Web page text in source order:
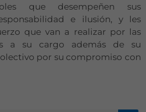
que desempeñen sus
e ilusión, y les
que van a realizar por las
a su cargo además de su
por su compromiso con
Para que
podamos
mejorar la
funcionalidad
y estructura
de la web, en
base a cómo